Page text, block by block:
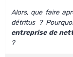
Alors, que faire
détritus ?
entreprise de
?